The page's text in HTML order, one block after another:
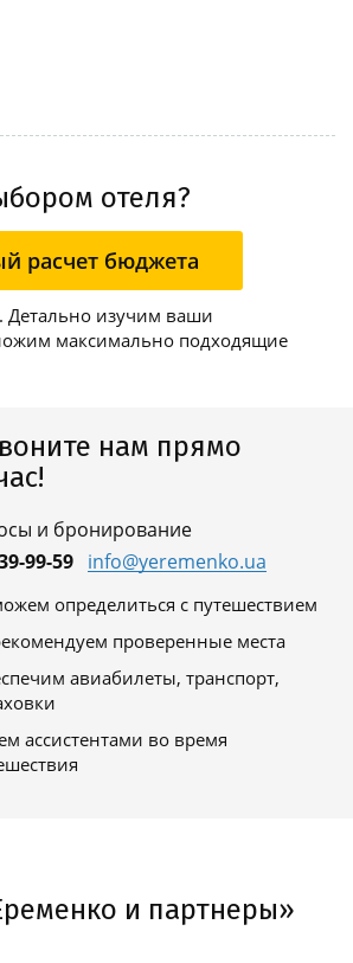
отеля?
расчет бюджета
Детально изучим ваши
максимально подходящие
нам прямо
и бронирование
99-59 info@yeremenko.ua
определиться с путешествием
проверенные места
авиабилеты, транспорт,
ассистентами во время
и партнеры»